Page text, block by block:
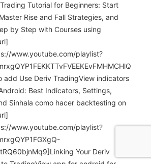
Tutorial for Beginners: Start
Rise and Fall Strategies, and
by Step with Courses using
www.youtube.com/playlist?
add Use Deriv TradingView indicators
Best Indicators, Settings,
Sinhala como hacer backtesting on
www.youtube.com/playlist?
Your Deriv